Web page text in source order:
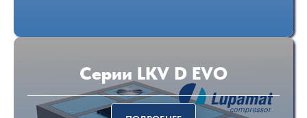
Серии LKV D EVO